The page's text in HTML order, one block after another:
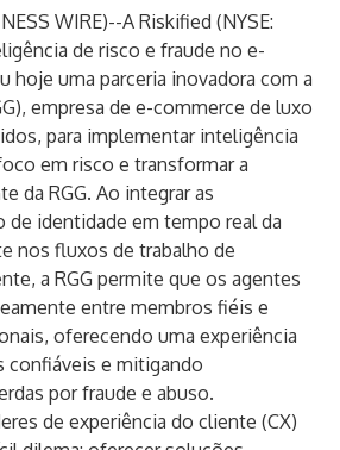
WIRE)--A Riskified (NYSE:
de risco e fraude no e-
hoje uma parceria inovadora com a
empresa de e-commerce de luxo
para implementar inteligência
em risco e transformar a
da RGG. Ao integrar as
de identidade em tempo real da
nos fluxos de trabalho de
a RGG permite que os agentes
entre membros fiéis e
oferecendo uma experiência
confiáveis ​​e mitigando
por fraude e abuso.
de experiência do cliente (CX)